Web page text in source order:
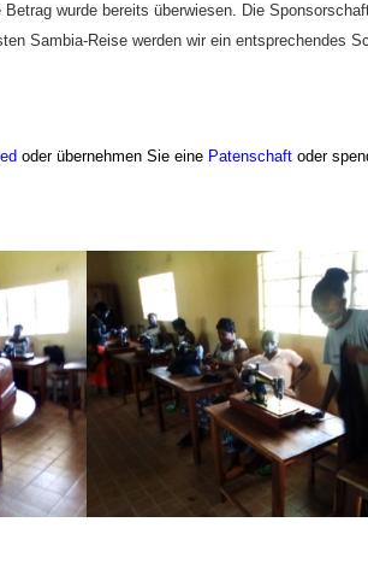
Betrag wurde bereits überwiesen. Die
Sambia-Reise werden wir ein entsprechendes
oder übernehmen Sie eine Patenschaft oder